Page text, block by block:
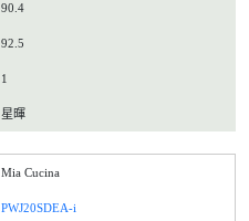
90.4
92.5
1
星暉
Mia Cucina
PWJ20SDEA-i